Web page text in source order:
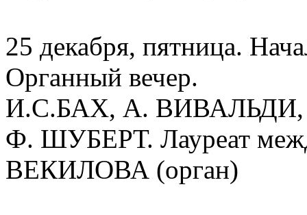
25 декабря, пятница.
Органный вечер.
И.С.БАХ, А.
Ф. ШУБЕРТ. Лауреат
ВЕКИЛОВА (орган)